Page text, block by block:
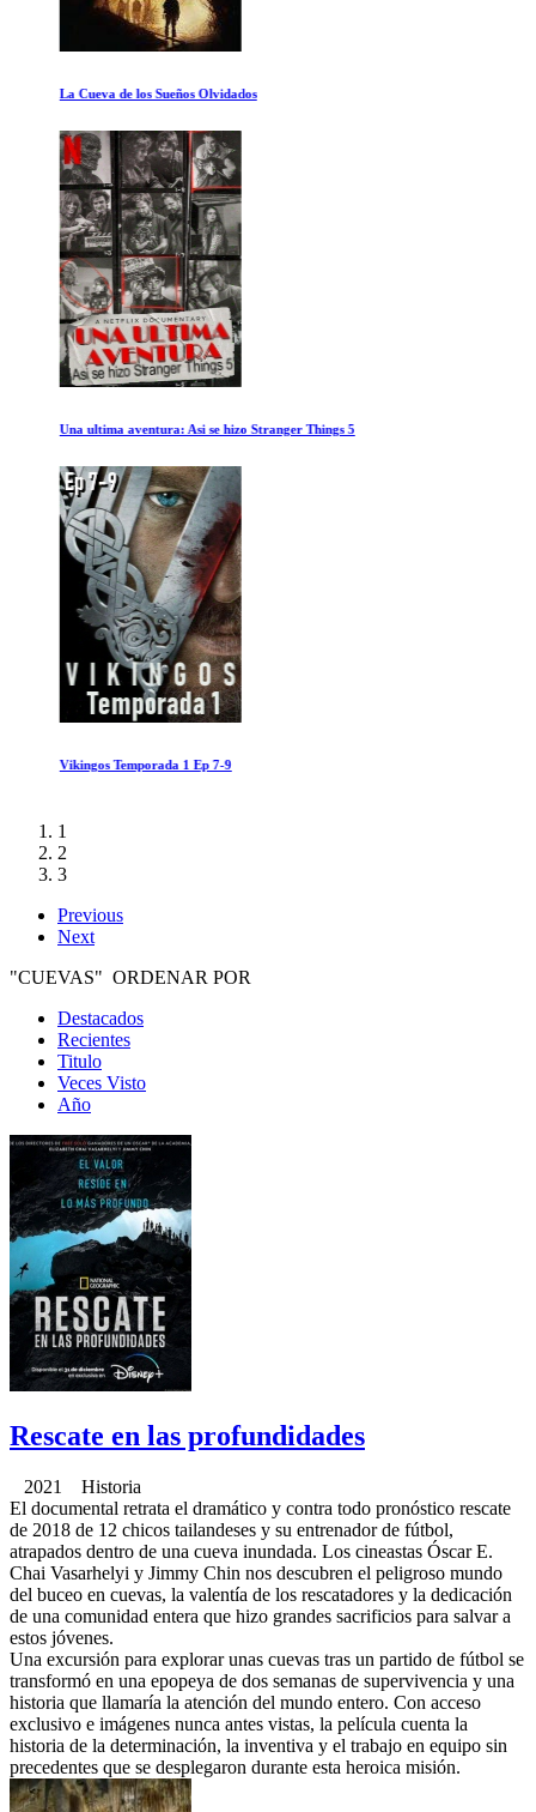
La Cueva de los Sueños Olvidados
Una ultima aventura: Asi se hizo Stranger Things 5
Vikingos Temporada 1 Ep 7-9
1
2
3
Previous
Next
"CUEVAS" ORDENAR POR
Destacados
Recientes
Titulo
Veces Visto
Año
Rescate en las profundidades
2021 Historia
El documental retrata el dramático y contra todo pronóstico rescate
de 2018 de 12 chicos tailandeses y su entrenador de fútbol,
atrapados dentro de una cueva inundada. Los cineastas Óscar E.
Chai Vasarhelyi y Jimmy Chin nos descubren el peligroso mundo
del buceo en cuevas, la valentía de los rescatadores y la dedicación
de una comunidad entera que hizo grandes sacrificios para salvar a
estos jóvenes.
Una excursión para explorar unas cuevas tras un partido de fútbol se
transformó en una epopeya de dos semanas de supervivencia y una
historia que llamaría la atención del mundo entero. Con acceso
exclusivo e imágenes nunca antes vistas, la película cuenta la
historia de la determinación, la inventiva y el trabajo en equipo sin
precedentes que se desplegaron durante esta heroica misión.